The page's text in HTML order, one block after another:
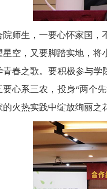
院师生，一要心怀家国
空，又要脚踏实地，
春之歌。要积极参与
心系三农，投身“两个
火热实践中绽放绚丽之